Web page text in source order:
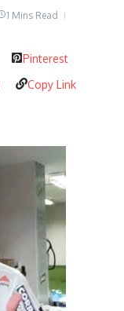
1 Mins Read
Pinterest
Copy Link